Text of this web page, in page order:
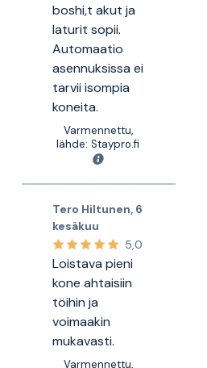
boshi,t akut ja
laturit sopii.
Automaatio
asennuksissa ei
tarvii isompia
koneita.
Varmennettu,
lähde: Staypro.fi
Tero Hiltunen, 6
kesäkuu
5,0
Loistava pieni
kone ahtaisiin
töihin ja
voimaakin
mukavasti.
Varmennettu,